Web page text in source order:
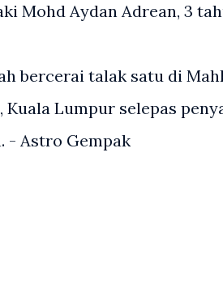
Mohd Aydan Adrean, 3
bercerai talak satu di
Kuala Lumpur selepas
- Astro Gempak